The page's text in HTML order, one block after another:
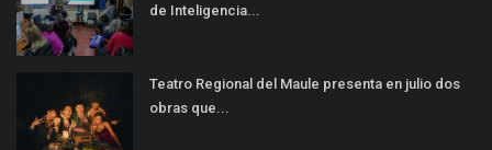
de Inteligencia...
Teatro Regional del Maule presenta en julio dos
obras que...